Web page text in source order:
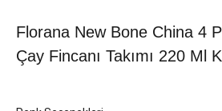
Florana New Bone China 4
Çay Fincanı Takımı 220 Ml